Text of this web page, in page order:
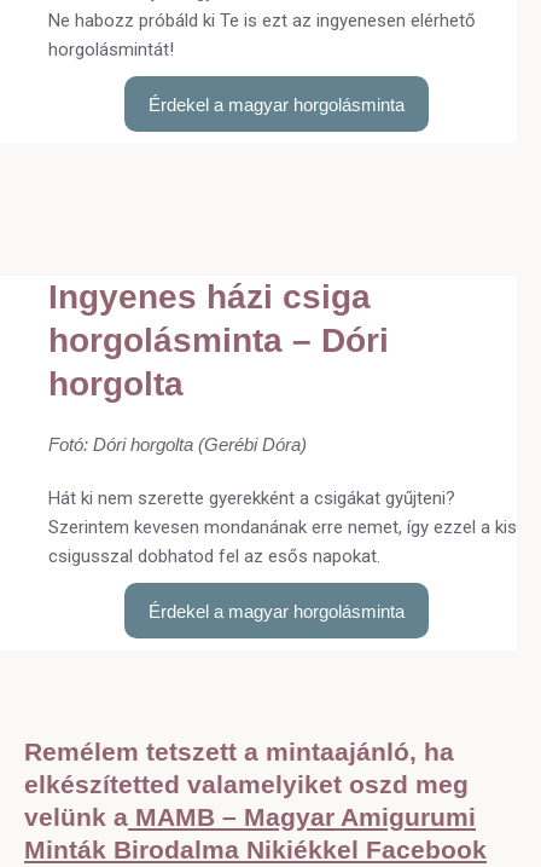
Ne habozz próbáld ki Te is ezt az ingyenesen elérhető
horgolásmintát!
Érdekel a magyar horgolásminta
Ingyenes házi csiga
horgolásminta – Dóri
horgolta
Fotó: Dóri horgolta (Gerébi Dóra)
Hát ki nem szerette gyerekként a csigákat gyűjteni?
Szerintem kevesen mondanának erre nemet, így ezzel a kis
csigusszal dobhatod fel az esős napokat.
Érdekel a magyar horgolásminta
Remélem tetszett a mintaajánló, ha
elkészítetted valamelyiket oszd meg
velünk a MAMB – Magyar Amigurumi
Minták Birodalma Nikiékkel Facebook